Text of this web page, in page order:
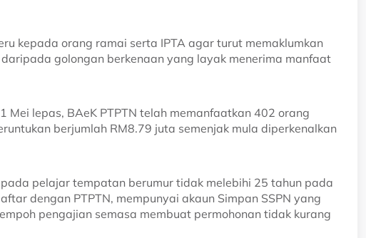
kepada orang ramai serta IPTA agar turut memaklumkan
golongan berkenaan yang layak menerima manfaat
lepas, BAeK PTPTN telah memanfaatkan 402 orang
berjumlah RM8.79 juta semenjak mula diperkenalkan
pelajar tempatan berumur tidak melebihi 25 tahun pada
dengan PTPTN, mempunyai akaun Simpan SSPN yang
pengajian semasa membuat permohonan tidak kurang